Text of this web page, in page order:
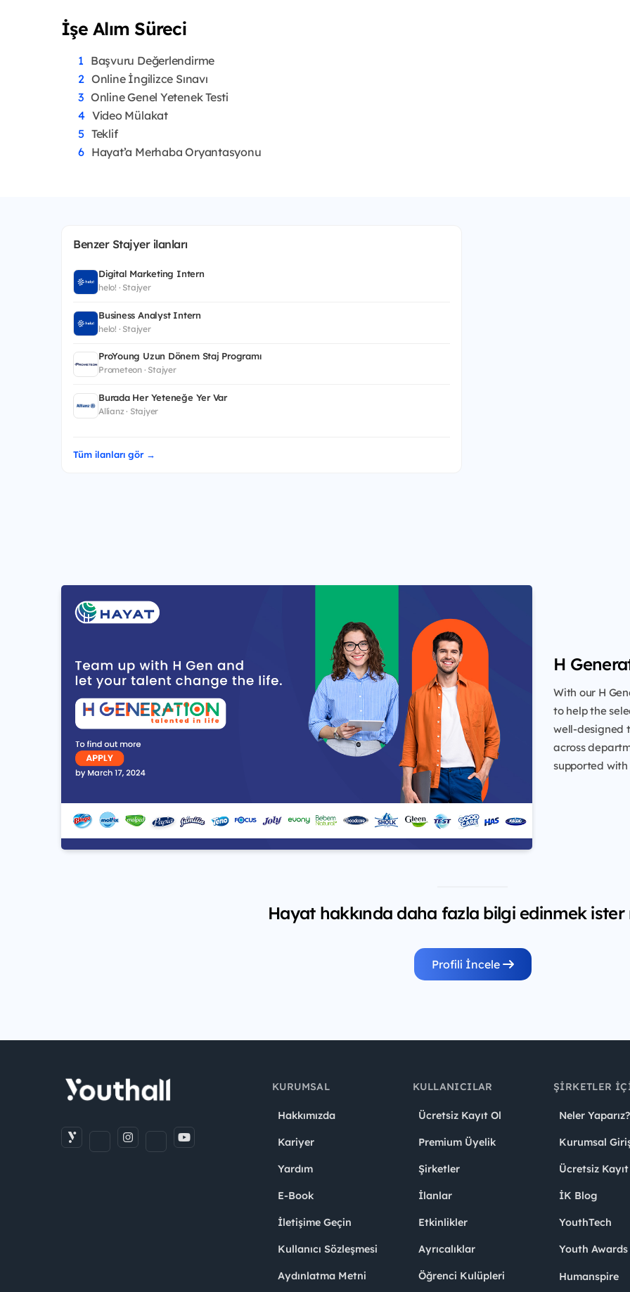
İşe Alım Süreci
Başvuru Değerlendirme
Online İngilizce Sınavı
Online Genel Yetenek Testi
Video Mülakat
Teklif
Hayat’a Merhaba Oryantasyonu
Benzer Stajyer ilanları
Digital Marketing Intern
helo! · Stajyer
Business Analyst Intern
helo! · Stajyer
ProYoung Uzun Dönem Staj Programı
Prometeon · Stajyer
Burada Her Yeteneğe Yer Var
Allianz · Stajyer
Tüm ilanları gör →
H
With our H
to help the
well-designed
across
supported
Hayat hakkında daha fazla bilgi edinmek ister
Profili İncele
KURUMSAL
Hakkımızda
Kariyer
Yardım
E-Book
İletişime Geçin
Kullanıcı Sözleşmesi
Aydınlatma Metni
KULLANICILAR
Ücretsiz Kayıt Ol
Premium Üyelik
Şirketler
İlanlar
Etkinlikler
Ayrıcalıklar
Öğrenci Kulüpleri
ŞIRKETLER
Neler Yaparız?
Kurumsal
Ücretsiz Kayıt
İK Blog
YouthTech
Youth Awards
Humanspire